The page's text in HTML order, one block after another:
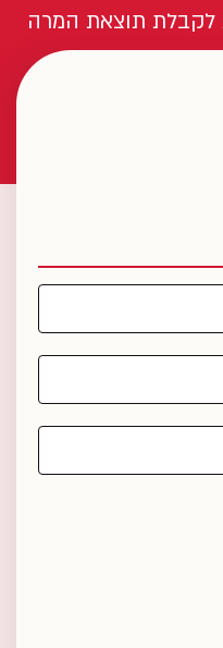
לקבלת תוצאת המרה